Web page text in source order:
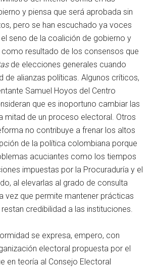
y piensa que será aprobada sin
pero se han escuchado ya voces
seno de la coalición de gobierno y
resultado de los consensos que
de elecciones generales cuando
de alianzas políticas. Algunos críticos,
Samuel Hoyos del Centro
que es inoportuno cambiar las
mitad de un proceso electoral. Otros
no contribuye a frenar los altos
de la política colombiana porque
acuciantes como los tiempos
impuestas por la Procuraduría y el
al elevarlas al grado de consulta
vez que permite mantener prácticas
credibilidad a las instituciones.
se expresa, empero, con
electoral propuesta por el
en teoría al Consejo Electoral